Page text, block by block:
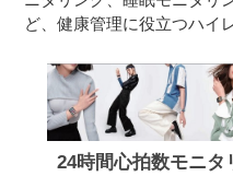
ど、健康管理に役立つハイ
24時間心拍数モニタ